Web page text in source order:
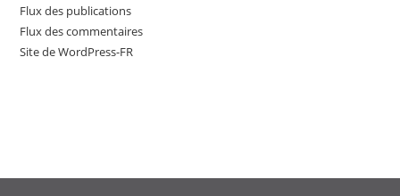
Flux des publications
Flux des commentaires
Site de WordPress-FR